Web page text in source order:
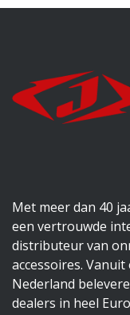
Met meer dan 40
een vertrouwde
distributeur van
accessoires.
Nederland
dealers in heel